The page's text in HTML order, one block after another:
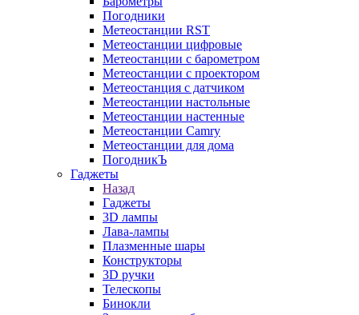
Погодники
Метеостанции RST
Метеостанции цифровые
Метеостанции с барометром
Метеостанции с проектором
Метеостанция с датчиком
Метеостанции настольные
Метеостанции настенные
Метеостанции Camry
Метеостанции для дома
ПогодникЪ
Гаджеты
Назад
Гаджеты
3D лампы
Лава-лампы
Плазменные шары
Конструкторы
3D ручки
Телескопы
Бинокли